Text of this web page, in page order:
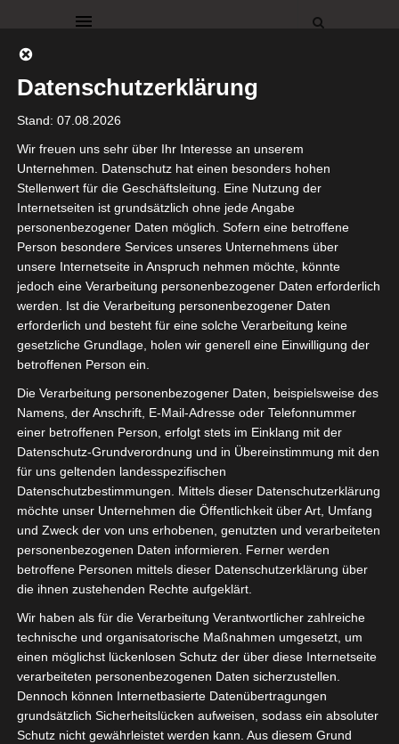
BÜRO
String
Regal
4. Juni 2021
Ihr Lieben,
ich wünsche euch einen
guten Start ins
Wochenende.
Über meinen kleinen
Arbeitsplatz hängt jetzt ein
String-Regal*.
Das Regal bietet jetzt
genug Staufläche für
meine Notizblöcke,
Aquarellfarben und
Krimskrams.
Ich mag meine kleine
Kreativecke so gerne.
Datenschutzerklärung
Stand: 07.08.2026
Wir freuen uns sehr über Ihr Interesse an unserem
Unternehmen. Datenschutz hat einen besonders hohen
Stellenwert für die Geschäftsleitung. Eine Nutzung der
Internetseiten ist grundsätzlich ohne jede Angabe
personenbezogener Daten möglich. Sofern eine betroffene
Person besondere Services unseres Unternehmens über
unsere Internetseite in Anspruch nehmen möchte, könnte
jedoch eine Verarbeitung personenbezogener Daten erforderlich
werden. Ist die Verarbeitung personenbezogener Daten
erforderlich und besteht für eine solche Verarbeitung keine
gesetzliche Grundlage, holen wir generell eine Einwilligung der
betroffenen Person ein.
Die Verarbeitung personenbezogener Daten, beispielsweise des
Namens, der Anschrift, E-Mail-Adresse oder Telefonnummer
einer betroffenen Person, erfolgt stets im Einklang mit der
Datenschutz-Grundverordnung und in Übereinstimmung mit den
für uns geltenden landesspezifischen
Datenschutzbestimmungen. Mittels dieser Datenschutzerklärung
möchte unser Unternehmen die Öffentlichkeit über Art, Umfang
und Zweck der von uns erhobenen, genutzten und verarbeiteten
personenbezogenen Daten informieren. Ferner werden
betroffene Personen mittels dieser Datenschutzerklärung über
die ihnen zustehenden Rechte aufgeklärt.
Wir haben als für die Verarbeitung Verantwortlicher zahlreiche
technische und organisatorische Maßnahmen umgesetzt, um
einen möglichst lückenlosen Schutz der über diese Internetseite
verarbeiteten personenbezogenen Daten sicherzustellen.
Dennoch können Internetbasierte Datenübertragungen
grundsätzlich Sicherheitslücken aufweisen, sodass ein absoluter
Schutz nicht gewährleistet werden kann. Aus diesem Grund